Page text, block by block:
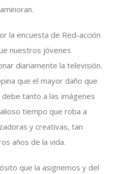
la encuesta de Red-acción
nuestros jóvenes
diariamente la televisión.
que el mayor daño que
tanto a las imágenes
tiempo que roba a
y creativas, tan
años de la vida.
que la asignemos y del